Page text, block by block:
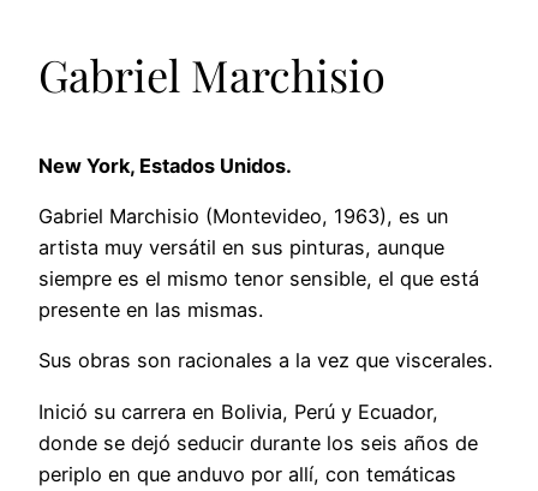
Gabriel Marchisio
New York, Estados Unidos.
Gabriel Marchisio (Montevideo, 1963), es un
artista muy versátil en sus pinturas, aunque
siempre es el mismo tenor sensible, el que está
presente en las mismas.
Sus obras son racionales a la vez que viscerales.
Inició su carrera en Bolivia, Perú y Ecuador,
donde se dejó seducir durante los seis años de
periplo en que anduvo por allí, con temáticas